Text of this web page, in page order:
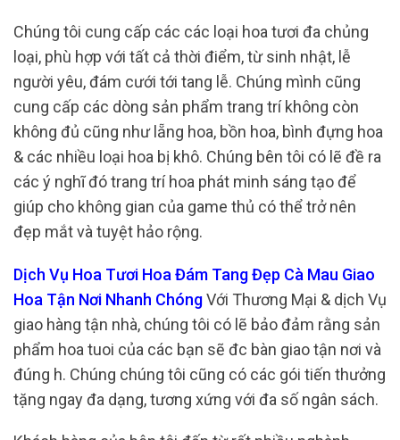
Chúng tôi cung cấp các các loại hoa tươi đa chủng
loại, phù hợp với tất cả thời điểm, từ sinh nhật, lễ
người yêu, đám cưới tới tang lễ. Chúng mình cũng
cung cấp các dòng sản phẩm trang trí không còn
không đủ cũng như lẵng hoa, bồn hoa, bình đựng hoa
& các nhiều loại hoa bị khô. Chúng bên tôi có lẽ đề ra
các ý nghĩ đó trang trí hoa phát minh sáng tạo để
giúp cho không gian của game thủ có thể trở nên
đẹp mắt và tuyệt hảo rộng.
Dịch Vụ Hoa Tươi Hoa Đám Tang Đẹp Cà Mau Giao
Hoa Tận Nơi Nhanh ChóngVới Thương Mại & dịch Vụ
giao hàng tận nhà, chúng tôi có lẽ bảo đảm rằng sản
phẩm hoa tuoi của các bạn sẽ đc bàn giao tận nơi và
đúng h. Chúng chúng tôi cũng có các gói tiến thưởng
tặng ngay đa dạng, tương xứng với đa số ngân sách.